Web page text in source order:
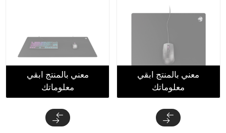
معني بالمنتج ابقي
معلوماتك
معني بالمنتج ابقي
معلوماتك